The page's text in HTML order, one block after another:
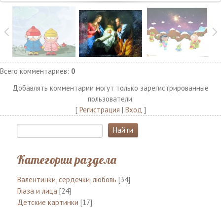
Всего комментариев: 0
Добавлять комментарии могут только зарегистрированные
пользователи.
[ Регистрация | Вход ]
Категории раздела
Валентинки, сердечки, любовь [34]
Глаза и лица [24]
Детские картинки [17]